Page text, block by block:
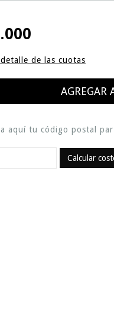
de las cuotas
aquí tu código postal
Calcular